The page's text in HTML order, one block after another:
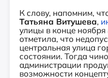
К слову, напомним,
Татьяна Витушева,
улицы в конце
отметила, что
центральная улица
состоянии. Тогда
администрации
возможности